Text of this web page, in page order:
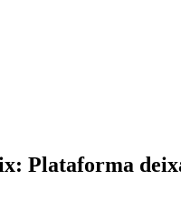
Plataforma